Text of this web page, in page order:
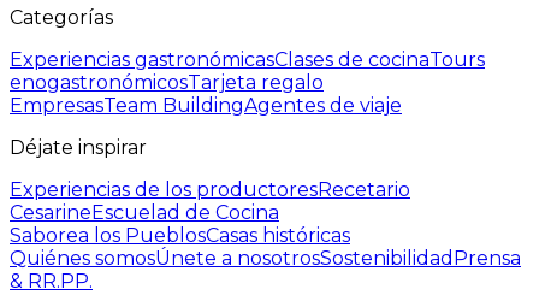
Categorías
Experiencias gastronómicasClases de cocinaTours
enogastronómicosTarjeta regalo
EmpresasTeam BuildingAgentes de viaje
Déjate inspirar
Experiencias de los productoresRecetario
CesarineEscuelad de Cocina
Saborea los PueblosCasas históricas
Quiénes somosÚnete a nosotrosSostenibilidad Prensa
& RR.PP.